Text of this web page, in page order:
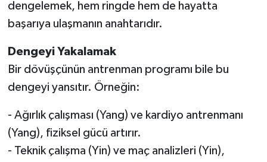
dengelemek, hem ringde hem de hayatta
başarıya ulaşmanın anahtarıdır.
Dengeyi Yakalamak
Bir dövüşçünün antrenman programı bile bu
dengeyi yansıtır. Örneğin:
- Ağırlık çalışması (Yang) ve kardiyo antrenmanı
(Yang), fiziksel gücü artırır.
- Teknik çalışma (Yin) ve maç analizleri (Yin),